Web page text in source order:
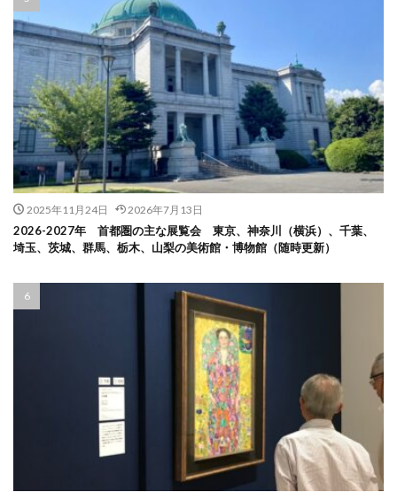
2025年11月24日 2026年7月13日
2026-2027年 首都圏の主な展覧会 東京、神奈川（横浜）、千葉、
埼玉、茨城、群馬、栃木、山梨の美術館・博物館（随時更新）